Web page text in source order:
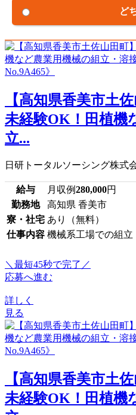
ど
【高知県香美市土
未経験OK！田植機
立...
日研トータルソーシング株式
給与 月収例280,000円
勤務地
高知県 香美市
寮・社宅 あり（無料）
仕事内容 機械系工場での組
＼最短45秒で完了／
応募へ進む
詳しく
見る
【高知県香美市土
未経験OK！田植機